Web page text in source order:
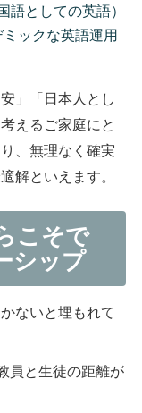
語としての英語）
ックな英語運用
」「日本人とし
えるご家庭にと
、無理なく確実
解といえます。
こそで
シップ
ないと埋もれて
員と生徒の距離が